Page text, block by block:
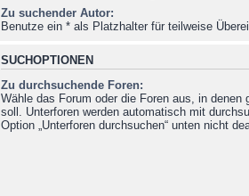
Zu suchender Autor:
Benutze ein * als Platzhalter für teilweise
SUCHOPTIONEN
Zu durchsuchende Foren:
Wähle das Forum oder die Foren aus, in denen
soll. Unterforen werden automatisch mit
Option „Unterforen durchsuchen“ unten nicht